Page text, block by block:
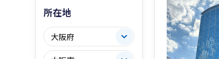
所在地